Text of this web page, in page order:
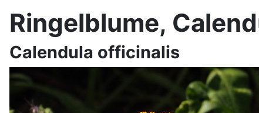
Ringelblume,
Calendula officinalis